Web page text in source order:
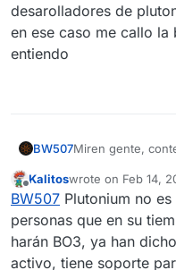
desarolladores de
en ese caso me callo
entiendo
BW507Miren gente,
que no entiendo
desarollo porque
osea entiendo lo
valido, porque
en desarollo(a
Offline
Kalitoswrote on Feb 14,
last edited by
BW507 Plutonium no
personas que en su
harán BO3, ya han
activo, tiene soporte